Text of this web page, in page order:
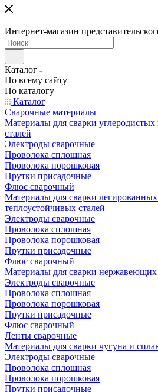
Интернет-магазин
Каталог
По всему сайту
По каталогу
Каталог
Сварочные материалы
Материалы для сварки
сталей
Электроды сварочные
Проволока сплошная
Проволока порошковая
Прутки присадочные
Флюс сварочный
Материалы для сварки
теплоустойчивых сталей
Электроды сварочные
Проволока сплошная
Проволока порошковая
Прутки присадочные
Флюс сварочный
Материалы для сварки нержавеющих
Электроды сварочные
Проволока сплошная
Проволока порошковая
Прутки присадочные
Флюс сварочный
Ленты сварочные
Материалы для сварки чугуна и
Электроды сварочные
Проволока сплошная
Проволока порошковая
Прутки присадочные